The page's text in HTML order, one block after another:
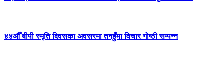
४४औँ बीपी स्मृति दिवसका अवसरमा तनहुँमा विचार गोष्ठी सम्पन्न